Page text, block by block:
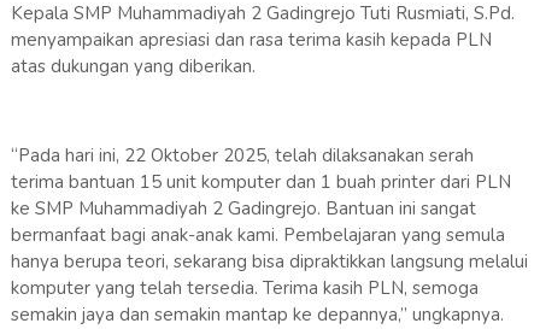
Kepala SMP Muhammadiyah 2 Gadingrejo Tuti Rusmiati, S.Pd.
menyampaikan apresiasi dan rasa terima kasih kepada PLN
atas dukungan yang diberikan.
“Pada hari ini, 22 Oktober 2025, telah dilaksanakan serah
terima bantuan 15 unit komputer dan 1 buah printer dari PLN
ke SMP Muhammadiyah 2 Gadingrejo. Bantuan ini sangat
bermanfaat bagi anak-anak kami. Pembelajaran yang semula
hanya berupa teori, sekarang bisa dipraktikkan langsung melalui
komputer yang telah tersedia. Terima kasih PLN, semoga
semakin jaya dan semakin mantap ke depannya,” ungkapnya.